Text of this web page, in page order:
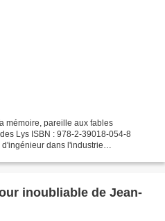
mémoire, pareille aux fables
Lys ISBN : 978-2-39018-054-8
d'ingénieur dans l'industrie
inoubliable de Jean-